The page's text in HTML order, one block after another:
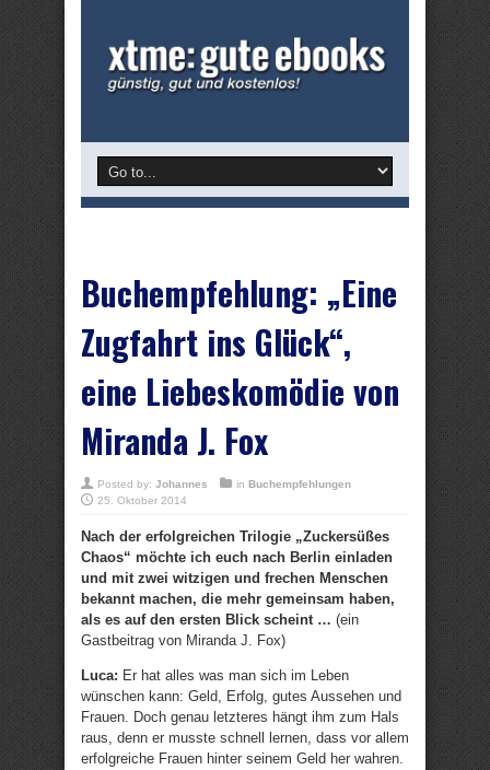
Buchempfehlung: „Eine
Zugfahrt ins Glück“,
eine Liebeskomödie von
Miranda J. Fox
Posted by: Johannes in Buchempfehlungen
25. Oktober 2014
Nach der erfolgreichen Trilogie „Zuckersüßes
Chaos“ möchte ich euch nach Berlin einladen
und mit zwei witzigen und frechen Menschen
bekannt machen, die mehr gemeinsam haben,
als es auf den ersten Blick scheint … (ein
Gastbeitrag von Miranda J. Fox)
Luca: Er hat alles was man sich im Leben
wünschen kann: Geld, Erfolg, gutes Aussehen und
Frauen. Doch genau letzteres hängt ihm zum Hals
raus, denn er musste schnell lernen, dass vor allem
erfolgreiche Frauen hinter seinem Geld her wahren.